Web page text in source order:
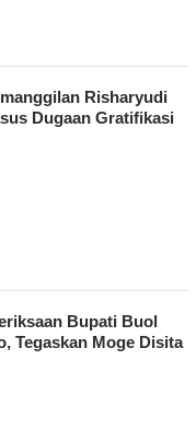
Risharyudi
Dugaan Gratifikasi
Bupati Buol
Tegaskan Moge Disita